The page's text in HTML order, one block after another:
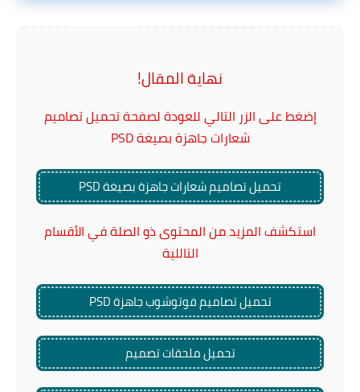
نهاية المقال!
إضغط على الزر التالي للعودة لصفحة تحميل تصاميم
شعارات جاهزة بصيغة PSD
تحميل تصاميم شعارات جاهزة بصيغة PSD
استكشف المزيد من المحتوى ذو الصلة في الأقسام
التاللية
تحميل تصاميم فوتوشوب جاهزة PSD
تحميل ملحقات تصميم